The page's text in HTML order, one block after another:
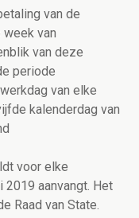
van de
van
van deze
periode
van elke
kalenderdag van
voor elke
2019 aanvangt. Het
Raad van State.